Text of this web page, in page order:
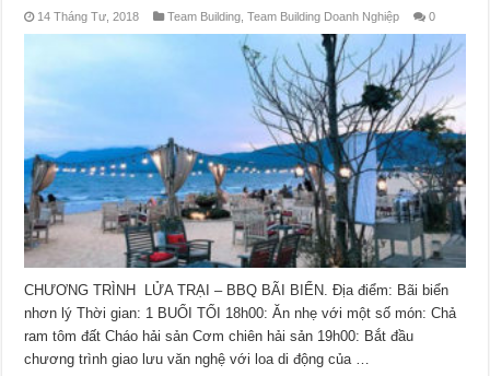
14 Tháng Tư, 2018 Team Building ,Team Building Doanh Nghiệp 0
CHƯƠNG TRÌNH LỬA TRẠI – BBQ BÃI BIỂN. Địa điểm: Bãi biển
nhơn lý Thời gian: 1 BUỔI TỐI 18h00: Ăn nhẹ với một số món: Chả
ram tôm đất Cháo hải sản Cơm chiên hải sản 19h00: Bắt đầu
chương trình giao lưu văn nghệ với loa di động của …